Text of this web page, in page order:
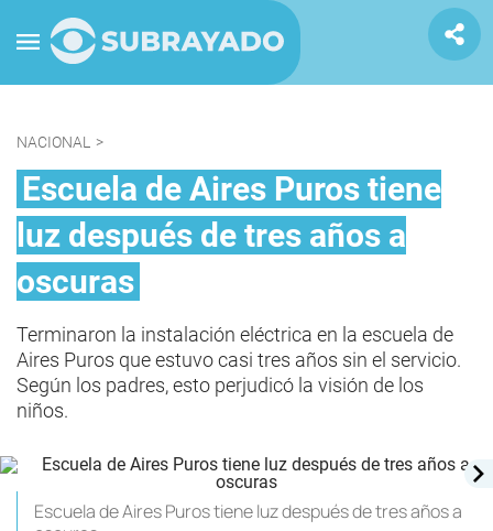
NACIONAL >
Escuela de Aires Puros tiene
luz después de tres años a
oscuras
Terminaron la instalación eléctrica en la escuela de
Aires Puros que estuvo casi tres años sin el servicio.
Según los padres, esto perjudicó la visión de los
niños.
Escuela de Aires Puros tiene luz después de tres años a